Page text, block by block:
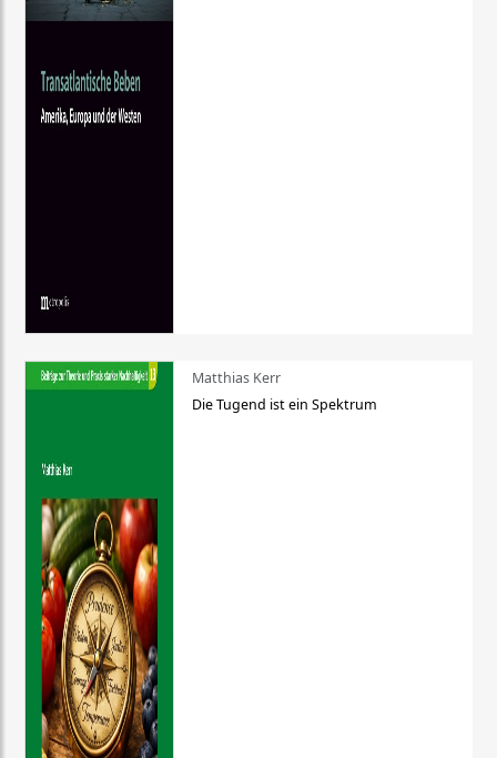
Matthias Kerr
Die Tugend ist ein Spektrum